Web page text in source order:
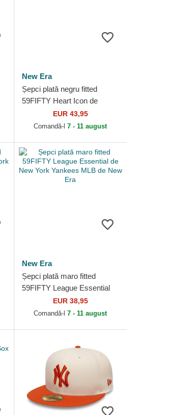
New Era
Șepci plată negru fitted
59FIFTY Heart Icon de
Atlanta Braves MLB de New
EUR 43,95
Comandă-l7 - 11 august
New Era
Șepci plată maro fitted
59FIFTY League Essential
de New York Yankees MLB
de New Era
EUR 38,95
Comandă-l7 - 11 august